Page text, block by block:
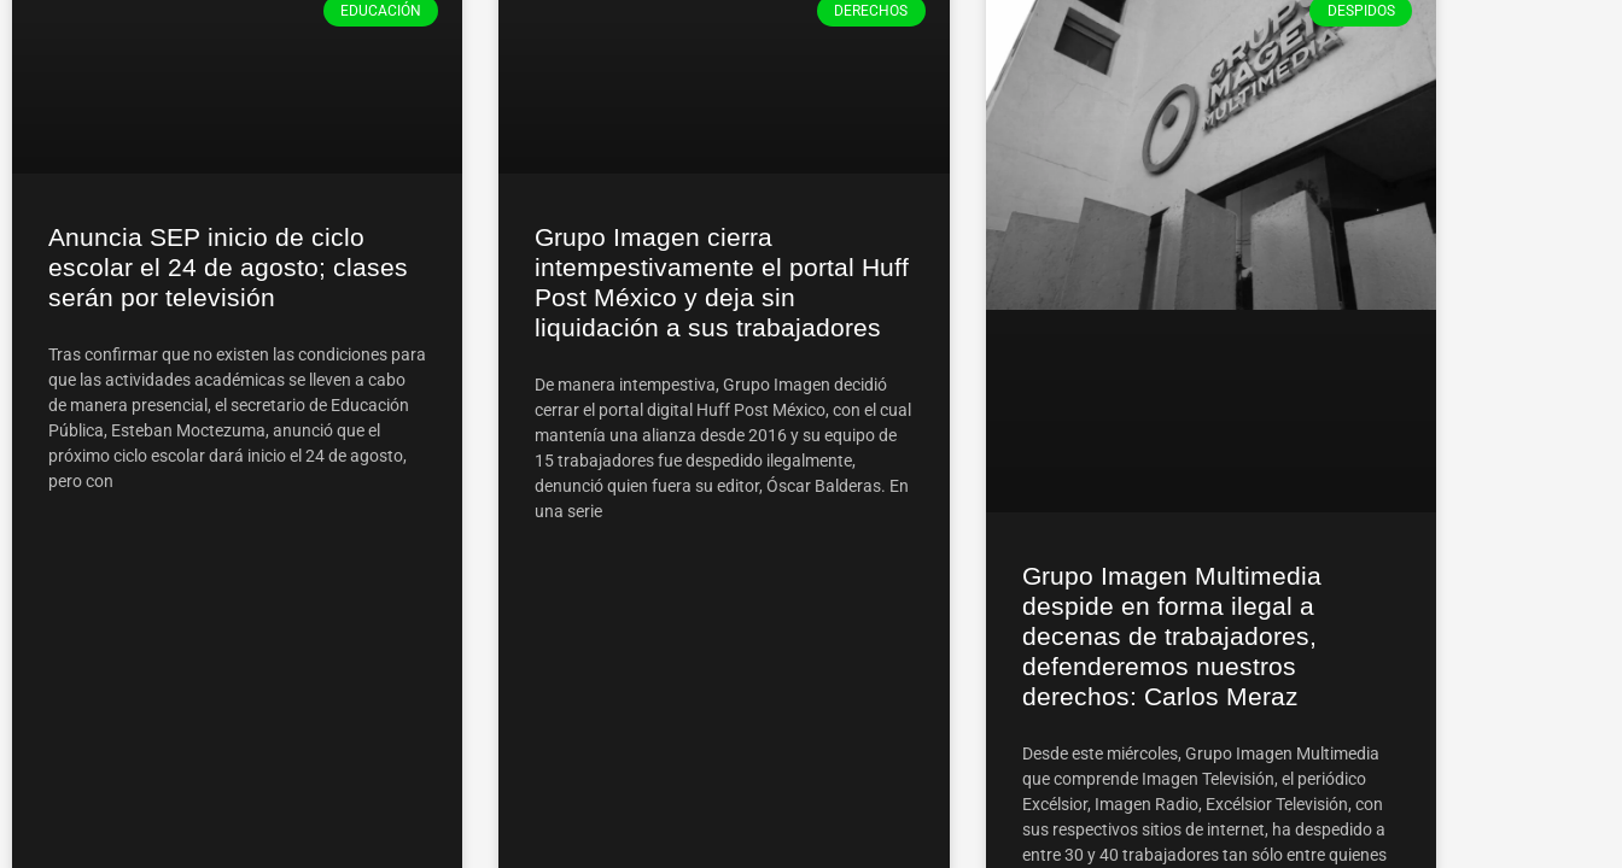
EDUCACIÓN
Anuncia SEP inicio de ciclo
escolar el 24 de agosto; clases
serán por televisión
Tras confirmar que no existen las condiciones para
que las actividades académicas se lleven a cabo
de manera presencial, el secretario de Educación
Pública, Esteban Moctezuma, anunció que el
próximo ciclo escolar dará inicio el 24 de agosto,
pero con
DERECHOS
Grupo Imagen cierra
intempestivamente el portal Huff
Post México y deja sin
liquidación a sus trabajadores
De manera intempestiva, Grupo Imagen decidió
cerrar el portal digital Huff Post México, con el cual
mantenía una alianza desde 2016 y su equipo de
15 trabajadores fue despedido ilegalmente,
denunció quien fuera su editor, Óscar Balderas. En
una serie
DESPIDOS
Grupo Imagen Multimedia
despide en forma ilegal a
decenas de trabajadores,
defenderemos nuestros
derechos: Carlos Meraz
Desde este miércoles, Grupo Imagen Multimedia
que comprende Imagen Televisión, el periódico
Excélsior, Imagen Radio, Excélsior Televisión, con
sus respectivos sitios de internet, ha despedido a
entre 30 y 40 trabajadores tan sólo entre quienes